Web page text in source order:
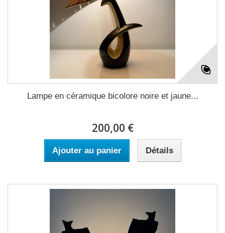
Lampe en céramique bicolore noire et jaune...
200,00 €
Ajouter au panier Détails